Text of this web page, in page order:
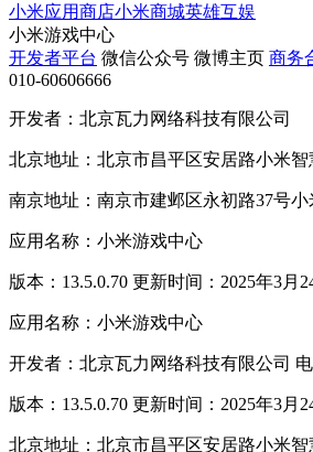
小米应用商店小米商城英雄互娱
小米游戏中心
开发者平台 微信公众号 微博主页 商务
010-60606666
开发者：北京瓦力网络科技有限公司
北京地址：北京市昌平区安居路小米智
南京地址：南京市建邺区永初路37号
应用名称：小米游戏中心
版本：13.5.0.70 更新时间：2025年3月
应用名称：小米游戏中心
开发者：北京瓦力网络科技有限公司 电
版本：13.5.0.70 更新时间：2025年3月
北京地址：北京市昌平区安居路小米智